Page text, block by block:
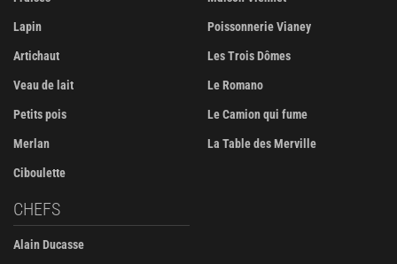
Lapin
Artichaut
Veau de lait
Petits pois
Merlan
Ciboulette
Poissonnerie Vianey
Les Trois Dômes
Le Romano
Le Camion qui fume
La Table des Merville
CHEFS
Alain Ducasse